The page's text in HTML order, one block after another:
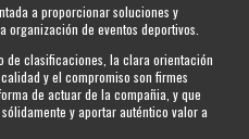
a proporcionar soluciones y
de eventos deportivos.
de clasificaciones, la clara orientación
y el compromiso son firmes
de actuar de la compañia, y que
y aportar auténtico valor a